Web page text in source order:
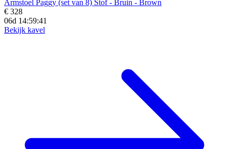
Armstoel Paggy (set van 8) Stof - Bruin - Brown
€ 328
06d 14:59:39
Bekijk kavel